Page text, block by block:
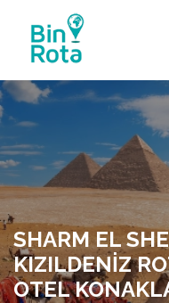
SHARM EL
KIZILDENIZ
OTEL